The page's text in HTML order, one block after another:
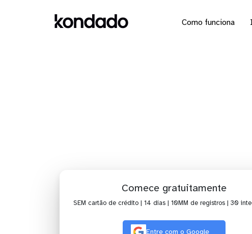
Como funciona
Comece gratuitamente
SEM cartão de crédito | 14 dias | 10MM de registros | 30
Entre com o Google